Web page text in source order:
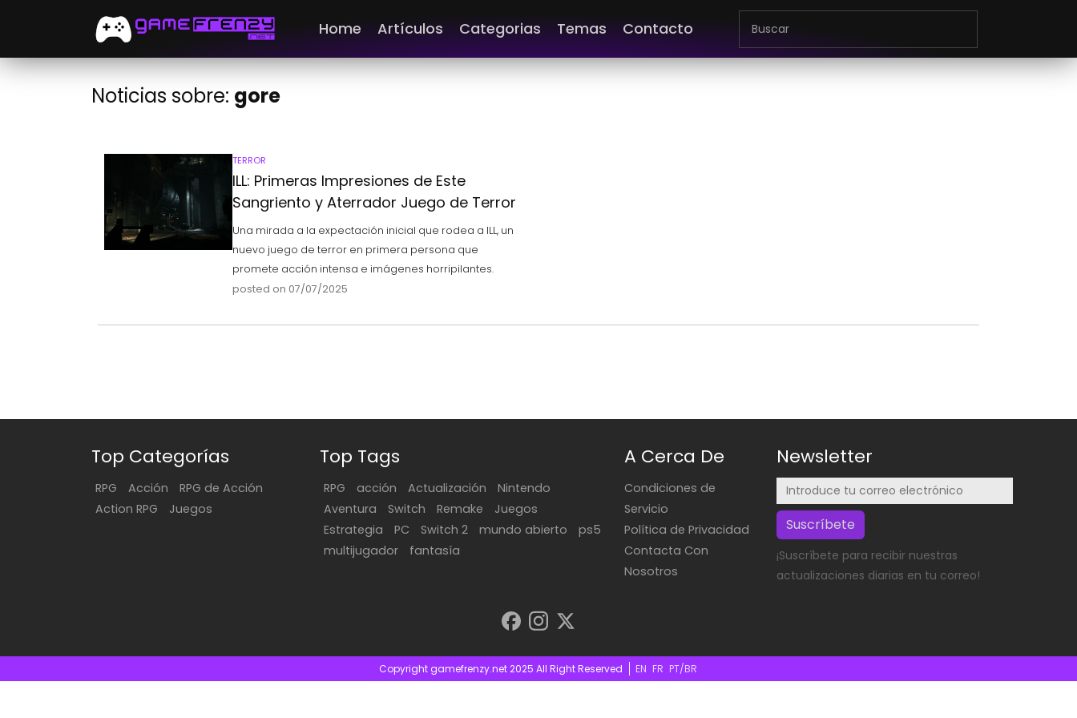
Home Artículos Categorias Temas Contacto
Noticias sobre: gore
TERROR
ILL: Primeras Impresiones de Este
Sangriento y Aterrador Juego de Terror
Una mirada a la expectación inicial que rodea a ILL, un
nuevo juego de terror en primera persona que
promete acción intensa e imágenes horripilantes.
posted on 07/07/2025
Top Categorías
RPG Acción
RPG de Acción
Action RPG
Juegos
Top Tags
RPG acción Actualización
Nintendo
Aventura
Switch Remake
Juegos
Estrategia
PC Switch 2 mundo abierto
ps5
multijugador
fantasía
A Cerca De
Condiciones de
Servicio
Política de Privacidad
Contacta Con
Nosotros
Newsletter
Suscríbete
¡Suscríbete para recibir nuestras
actualizaciones diarias en tu correo!
Copyright gamefrenzy.net 2025 All Right Reserved EN FR PT/BR